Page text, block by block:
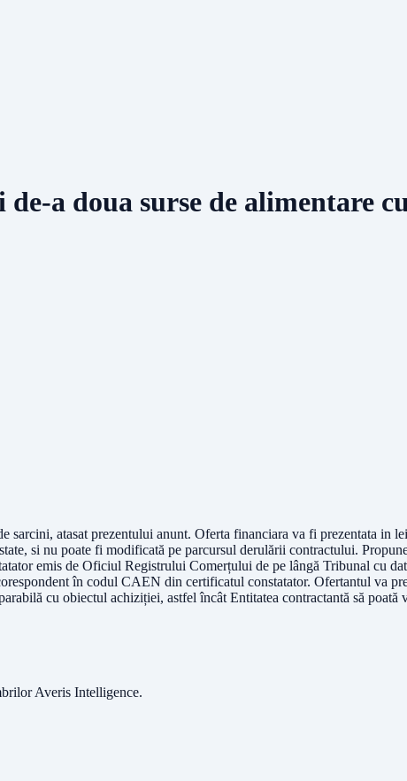
a doua surse de alimentare
atasat prezentului anunt. Oferta financiara va fi prezentata in
si nu poate fi modificată pe parcursul derulării contractului.
emis de Oficiul Registrului Comerțului de pe lângă Tribunal cu
în codul CAEN din certificatul constatator. Ofertantul va
cu obiectul achiziției, astfel încât Entitatea contractantă să
Averis Intelligence.